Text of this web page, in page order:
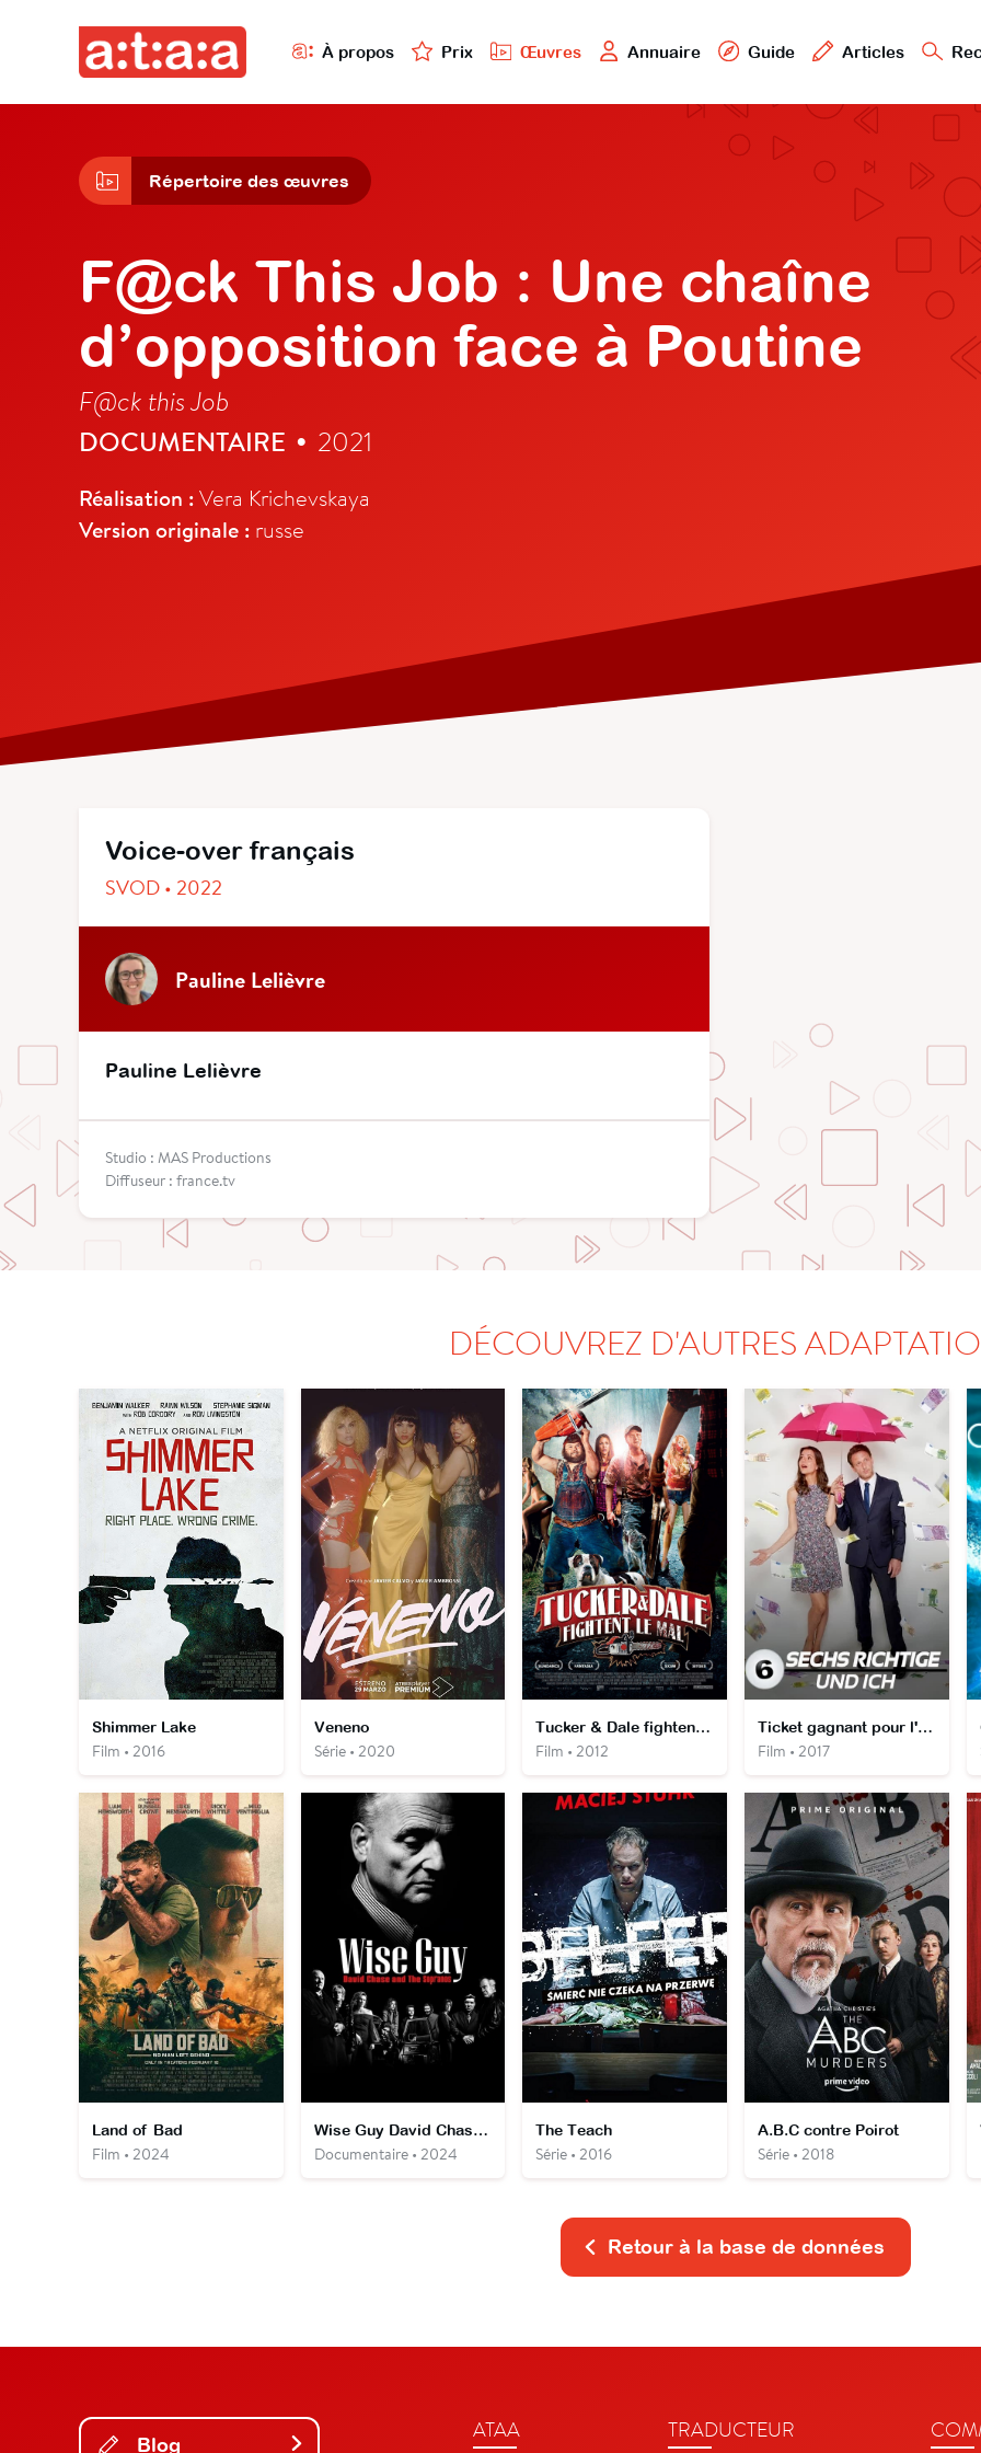
À propos Prix Œuvres Annuaire Guide Articles
Répertoire des œuvres
F@ck This Job : Une chaîne
d’opposition face à Poutine
F@ck this Job
DOCUMENTAIRE • 2021
Réalisation :Vera Krichevskaya
Version originale : russe
Voice-over français
SVOD • 2022
Pauline Lelièvre
Pauline Lelièvre
Studio : MAS Productions
Diffuseur : france.tv
DÉCOUVREZ D'AUTRES
Shimmer Lake
Film • 2016
Veneno
Série • 2020
Tucker & Dale fightent le mal
Film • 2012
Ticket gagnant pour l'amour
Film • 2017
Land of Bad
Film • 2024
Wise Guy David Chase and the Sopranos
Documentaire • 2024
The Teach
Série • 2016
A.B.C contre Poirot
Série • 2018
Retour à la base de données
Blog
ATAA TRADUCTEUR